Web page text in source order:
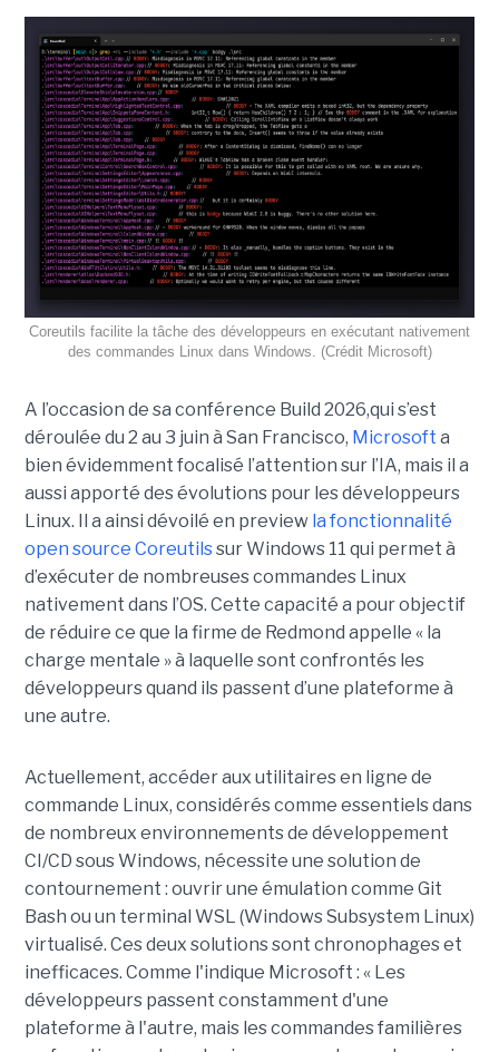
Coreutils facilite la tâche des développeurs en exécutant nativement
des commandes Linux dans Windows. (Crédit Microsoft)
A l’occasion de sa conférence Build 2026,qui s’est
déroulée du 2 au 3 juin à San Francisco, Microsoft a
bien évidemment focalisé l’attention sur l’IA, mais il a
aussi apporté des évolutions pour les développeurs
Linux. Il a ainsi dévoilé en preview la fonctionnalité
open source Coreutilssur Windows 11 qui permet à
d’exécuter de nombreuses commandes Linux
nativement dans l’OS. Cette capacité a pour objectif
de réduire ce que la firme de Redmond appelle « la
charge mentale » à laquelle sont confrontés les
développeurs quand ils passent d’une plateforme à
une autre.
Actuellement, accéder aux utilitaires en ligne de
commande Linux, considérés comme essentiels dans
de nombreux environnements de développement
CI/CD sous Windows, nécessite une solution de
contournement : ouvrir une émulation comme Git
Bash ou un terminal WSL (Windows Subsystem Linux)
virtualisé. Ces deux solutions sont chronophages et
inefficaces. Comme l'indique Microsoft : « Les
développeurs passent constamment d'une
plateforme à l'autre, mais les commandes familières